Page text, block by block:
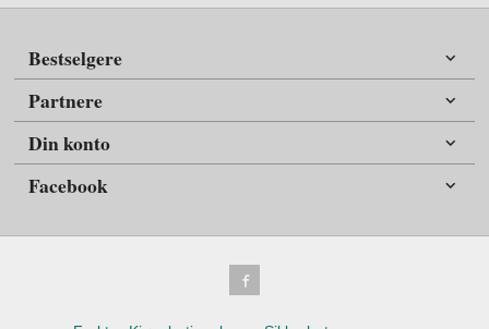
Bestselgere
Partnere
Din konto
Facebook